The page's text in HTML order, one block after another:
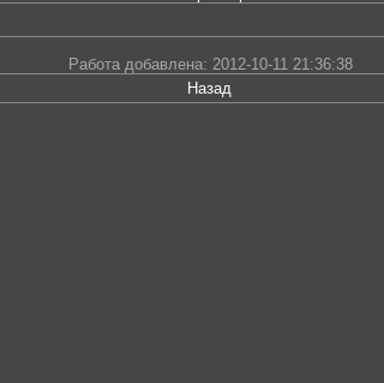
Работа добавлена: 2012-10-11 21:36:38
Назад